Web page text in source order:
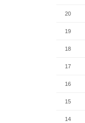
20
19
18
17
16
15
14